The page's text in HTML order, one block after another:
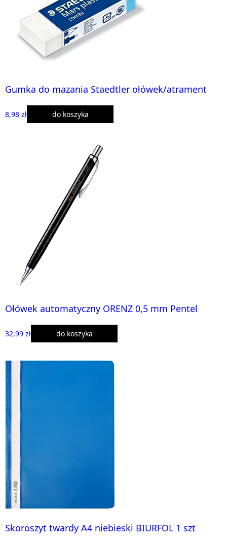
Gumka do mazania Staedtler ołówek/atrament
8,98 zł do koszyka
Ołówek automatyczny ORENZ 0,5 mm Pentel
32,99 zł do koszyka
Skoroszyt twardy A4 niebieski BIURFOL 1 szt